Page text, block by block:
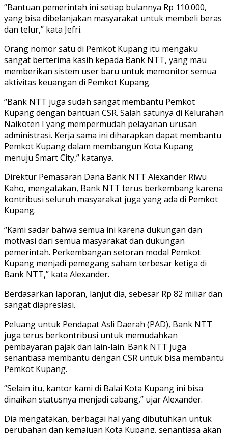
“Bantuan pemerintah ini setiap bulannya Rp 110.000,
yang bisa dibelanjakan masyarakat untuk membeli beras
dan telur,” kata Jefri.
Orang nomor satu di Pemkot Kupang itu mengaku
sangat berterima kasih kepada Bank NTT, yang mau
memberikan sistem user baru untuk memonitor semua
aktivitas keuangan di Pemkot Kupang.
“Bank NTT juga sudah sangat membantu Pemkot
Kupang dengan bantuan CSR. Salah satunya di Kelurahan
Naikoten I yang mempermudah pelayanan urusan
administrasi. Kerja sama ini diharapkan dapat membantu
Pemkot Kupang dalam membangun Kota Kupang
menuju Smart City,” katanya.
Direktur Pemasaran Dana Bank NTT Alexander Riwu
Kaho, mengatakan, Bank NTT terus berkembang karena
kontribusi seluruh masyarakat juga yang ada di Pemkot
Kupang.
“Kami sadar bahwa semua ini karena dukungan dan
motivasi dari semua masyarakat dan dukungan
pemerintah. Perkembangan setoran modal Pemkot
Kupang menjadi pemegang saham terbesar ketiga di
Bank NTT,” kata Alexander.
Berdasarkan laporan, lanjut dia, sebesar Rp 82 miliar dan
sangat diapresiasi.
Peluang untuk Pendapat Asli Daerah (PAD), Bank NTT
juga terus berkontribusi untuk memudahkan
pembayaran pajak dan lain-lain. Bank NTT juga
senantiasa membantu dengan CSR untuk bisa membantu
Pemkot Kupang.
“Selain itu, kantor kami di Balai Kota Kupang ini bisa
dinaikan statusnya menjadi cabang,” ujar Alexander.
Dia mengatakan, berbagai hal yang dibutuhkan untuk
perubahan dan kemajuan Kota Kupang, senantiasa akan